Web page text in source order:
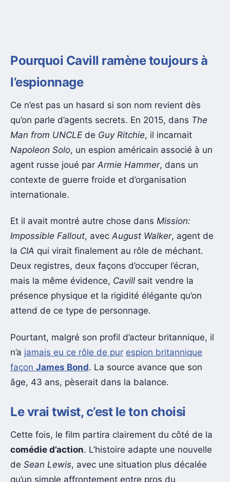
Pourquoi Cavill ramène toujours à
l’espionnage
Ce n’est pas un hasard si son nom revient dès
qu’on parle d’agents secrets. En 2015, dans The
Man from UNCLE de Guy Ritchie, il incarnait
Napoleon Solo, un espion américain associé à un
agent russe joué par Armie Hammer, dans un
contexte de guerre froide et d’organisation
internationale.
Et il avait montré autre chose dans Mission:
Impossible Fallout, avecAugust Walker, agent de
la CIA qui virait finalement au rôle de méchant.
Deux registres, deux façons d’occuper l’écran,
mais la même évidence, Cavill sait vendre la
présence physique et la rigidité élégante qu’on
attend de ce type de personnage.
Pourtant, malgré son profil d’acteur britannique, il
n’a jamais eu ce rôle de pur espion britannique
façon James Bond. La source avance que son
âge, 43 ans, pèserait dans la balance.
Le vrai twist, c’est le ton choisi
Cette fois, le film partira clairement du côté de la
comédie d’action. L’histoire adapte une nouvelle
de Sean Lewis, avec une situation plus décalée
qu’un simple affrontement entre pros du